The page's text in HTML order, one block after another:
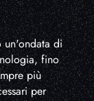
un'ondata di
fino
più
per